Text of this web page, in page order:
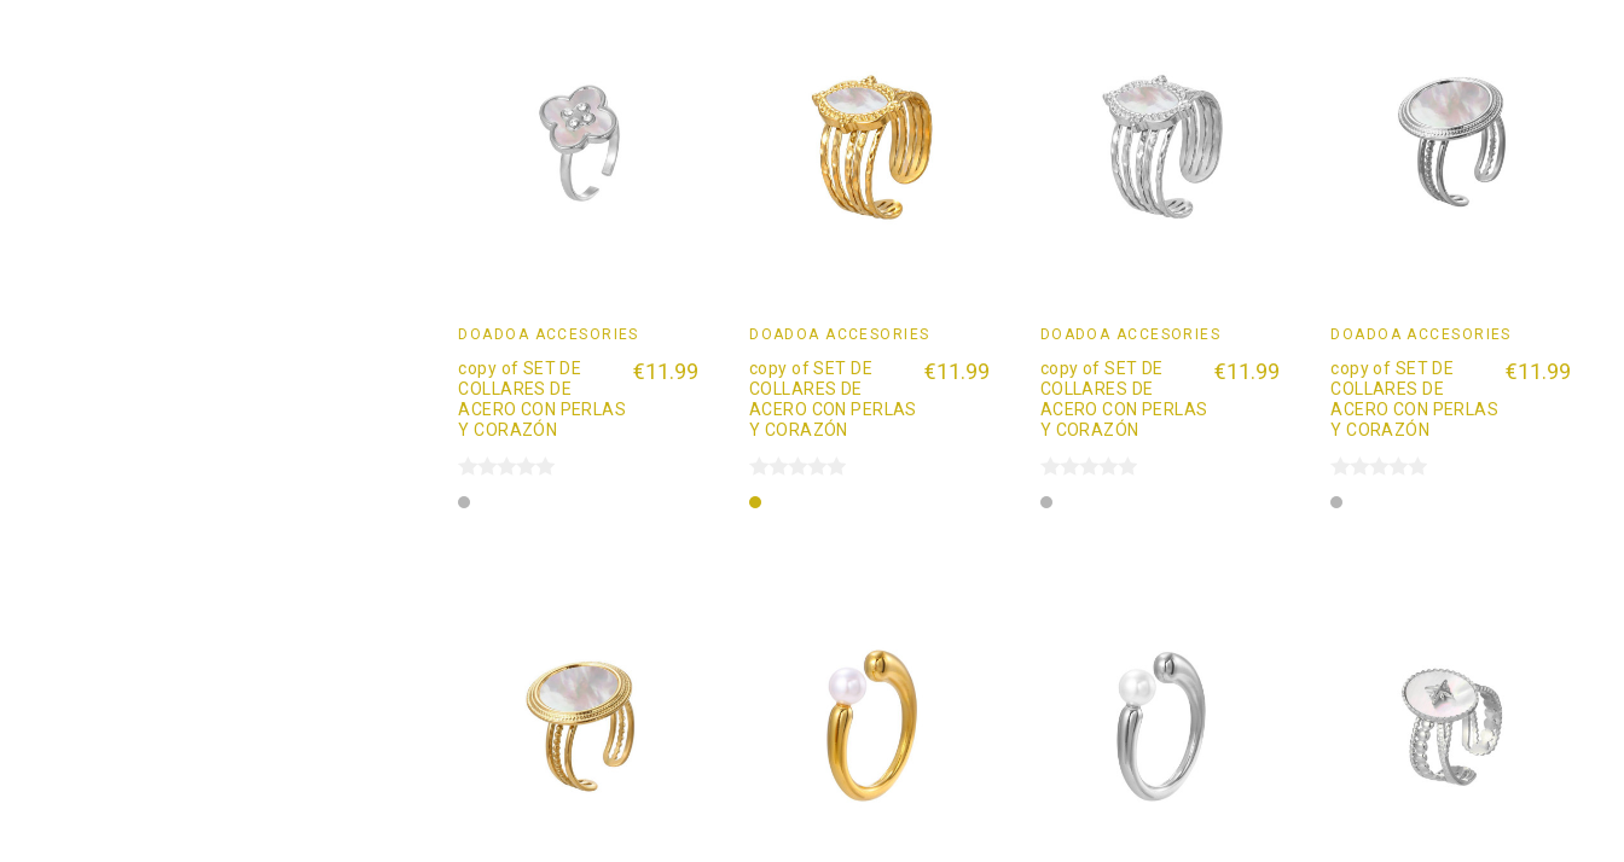
DOADOÄ ACCESORIES
copy of SET DE
COLLARES DE
ACERO CON PERLAS
Y CORAZÓN
€11.99
Plata
DOADOÄ ACCESORIES
copy of SET DE
COLLARES DE
ACERO CON PERLAS
Y CORAZÓN
€11.99
Oro
DOADOÄ ACCESORIES
copy of SET DE
COLLARES DE
ACERO CON PERLAS
Y CORAZÓN
€11.99
Plata
DOADOÄ ACCESORIES
copy of SET DE
COLLARES DE
ACERO CON PERLAS
Y CORAZÓN
€11.99
Plata